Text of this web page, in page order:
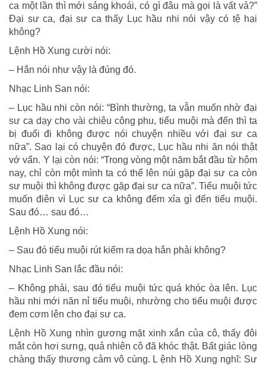
ca một lần thì mới sảng khoái, có gì đâu mà gọi là vất vả?”
Đại sư ca, đại sư ca thấy Lục hầu nhi nói vậy có tệ hại
không?
Lệnh Hồ Xung cười nói:
– Hắn nói như vậy là đúng đó.
Nhạc Linh San nói:
– Lục hầu nhi còn nói: “Bình thường, ta vẫn muốn nhờ đại
sư ca dạy cho vài chiêu công phu, tiểu muội mà đến thì ta
bị đuổi đi không được nói chuyện nhiều với đại sư ca
nữa”. Sao lại có chuyện đó được, Lục hầu nhi ăn nói thật
vớ vẩn. Y lại còn nói: “Trong vòng một năm bắt đầu từ hôm
nay, chỉ còn một mình ta có thể lên núi gặp đại sư ca còn
sư muội thì không được gặp đại sư ca nữa”. Tiểu muội tức
muốn điên vì Lục sư ca không đếm xỉa gì đến tiểu muội.
Sau đó… sau đó…
Lệnh Hồ Xung nói:
– Sau đó tiểu muội rút kiếm ra dọa hắn phải không?
Nhạc Linh San lắc đầu nói:
– Không phải, sau đó tiểu muội tức quá khóc òa lên. Lục
hầu nhi mới năn nỉ tiểu muội, nhường cho tiểu muội được
đem cơm lên cho đại sư ca.
Lệnh Hồ Xung nhìn gương mặt xinh xắn của cô, thấy đôi
mắt còn hơi sưng, quả nhiên cô đã khóc thật. Bất giác lòng
chàng thấy thương cảm vô cùng. L ệnh Hồ Xung nghĩ: Sư